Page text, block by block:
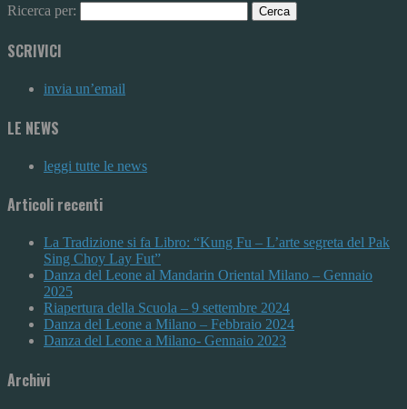
Ricerca per:
SCRIVICI
invia un’email
LE NEWS
leggi tutte le news
Articoli recenti
La Tradizione si fa Libro: “Kung Fu – L’arte segreta del Pak
Sing Choy Lay Fut”
Danza del Leone al Mandarin Oriental Milano – Gennaio
2025
Riapertura della Scuola – 9 settembre 2024
Danza del Leone a Milano – Febbraio 2024
Danza del Leone a Milano- Gennaio 2023
Archivi